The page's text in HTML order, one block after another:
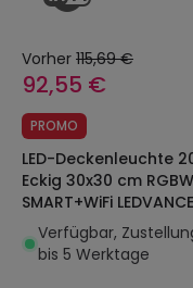
Vorher 115,69 €
92,55 €
PROMO
LED-Deckenleuchte
Eckig 30x30 cm RGBW
SMART+WiFi LEDVANCE
4058075495708
Verfügbar,
bis 5 Werktage